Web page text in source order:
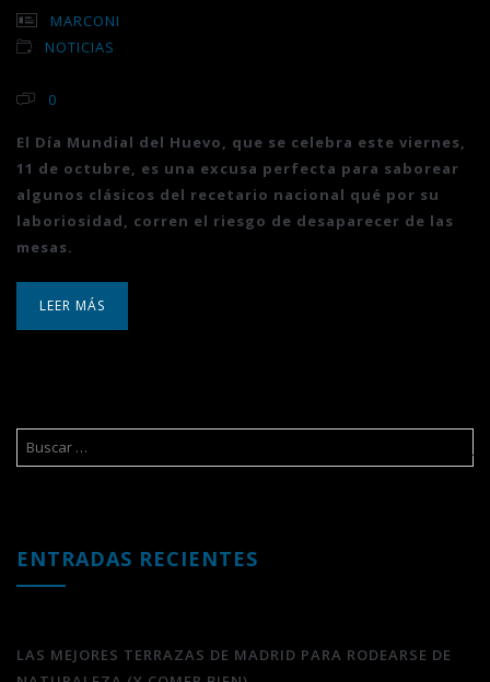
MARCONI
NOTICIAS
0
El Día Mundial del Huevo, que se celebra este viernes,
11 de octubre, es una excusa perfecta para saborear
algunos clásicos del recetario nacional qué por su
laboriosidad, corren el riesgo de desaparecer de las
mesas.
LEER MÁS
ENTRADAS RECIENTES
LAS MEJORES TERRAZAS DE MADRID PARA RODEARSE DE